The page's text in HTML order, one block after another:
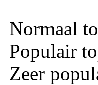
Normaal
Populair
Zeer